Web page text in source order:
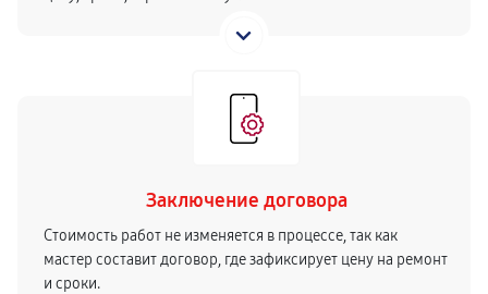
Заключение договора
Стоимость работ не изменяется в процессе, так как
мастер составит договор, где зафиксирует цену на ремонт
и сроки.